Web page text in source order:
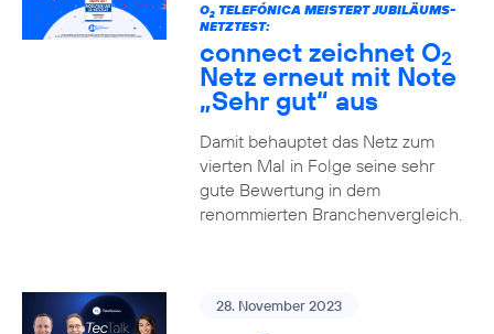
O2TELEFÓNICA MEISTERT JUBILÄUMS-
NETZTEST:
connect zeichnet O2
Netz erneut mit Note
„Sehr gut“ aus
Damit behauptet das Netz zum
vierten Mal in Folge seine sehr
gute Bewertung in dem
renommierten Branchenvergleich.
28. November 2023